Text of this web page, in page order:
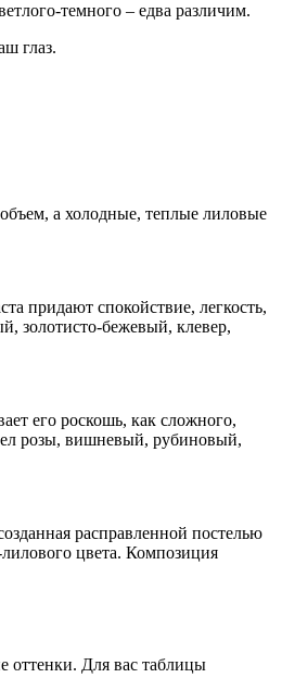
темного – едва различим.
глаз.
а холодные, теплые лиловые
придают спокойствие, легкость,
золотисто-бежевый, клевер,
его роскошь, как сложного,
розы, вишневый, рубиновый,
расправленной постелью
цвета. Композиция
оттенки. Для вас таблицы